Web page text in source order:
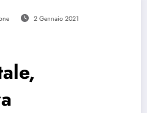
2 Gennaio 2021